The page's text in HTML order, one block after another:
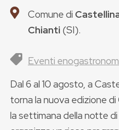
Comune di
Chianti(SI).
Eventi
Dal 6 al 10 agosto, a
torna la nuova edizione
la settimana della notte